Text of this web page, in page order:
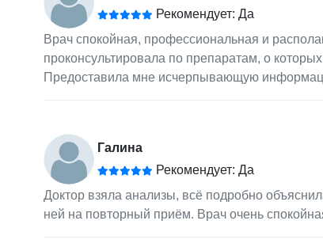
Рекомендует: Да
Врач спокойная, профессиональная и
проконсультировала по препаратам, о
Предоставила мне исчерпывающую
Галина
Рекомендует: Да
Доктор взяла анализы, всё подробно
ней на повторный приём. Врач очень